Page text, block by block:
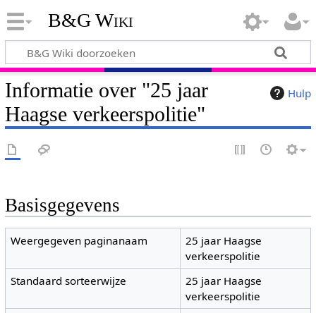
B&G Wiki
Hulp
Informatie over "25 jaar
Haagse verkeerspolitie"
Basisgegevens
Weergegeven paginanaam
25 jaar Haagse
verkeerspolitie
Standaard sorteerwijze
25 jaar Haagse
verkeerspolitie